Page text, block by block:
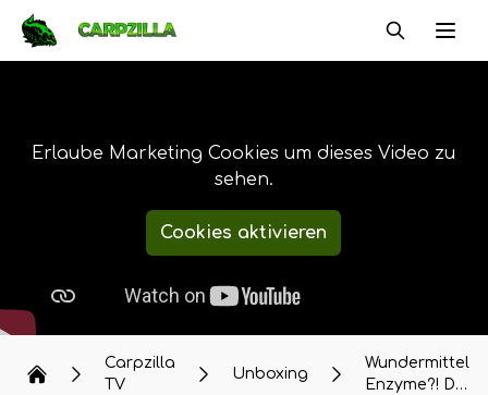
Carpzilla
Erlaube Marketing Cookies um dieses Video zu
sehen.
Cookies aktivieren
Carpzilla
TV
Unboxing
Wundermittel
Enzyme?! Die